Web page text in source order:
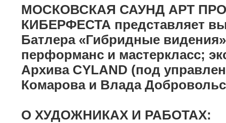
МОСКОВСКАЯ САУНД АРТ
КИБЕРФЕСТА представляет
Батлера «Гибридные
перформанс и мастеркласс;
Архива CYLAND (под
Комарова и Влада
О ХУДОЖНИКАХ И РАБОТАХ: